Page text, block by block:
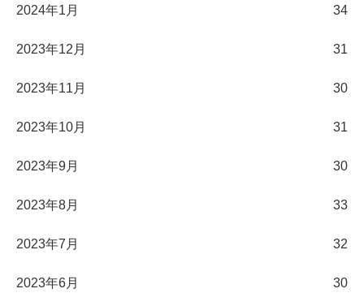
2024年1月 34
2023年12月 31
2023年11月 30
2023年10月 31
2023年9月 30
2023年8月 33
2023年7月 32
2023年6月 30